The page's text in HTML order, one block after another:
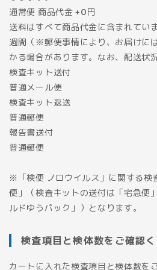
通常便 商品代金 +0円
送料はすべて商品代金に含まれてい
週間（※郵便事情により、お届けに
かる場合があります。なお、配送状
検査キット送付
普通メール便
検査キット返送
普通郵便
報告書送付
普通郵便
※「検便 ノロウイルス」に関する検
便」（検査キットの送付は「宅急便
ルドゆうパック」）となります。
検査項目と検体数をご確認
カートに入れた検査項目と検体数を